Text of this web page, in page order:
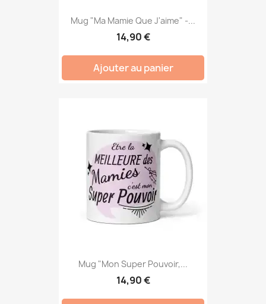
Mug "Ma Mamie Que J'aime" -...
14,90 €
Ajouter au panier
Mug "Mon Super Pouvoir,...
14,90 €